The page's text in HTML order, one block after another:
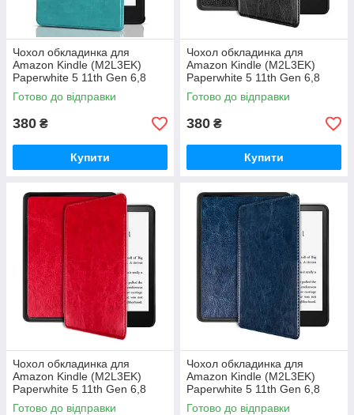
Чохол обкладинка для
Amazon Kindle (M2L3EK)
Paperwhite 5 11th Gen 6,8
дюймів Під шкіру
Готово до відправки
380 ₴
Купити
Чохол обкладинка для
Amazon Kindle (M2L3EK)
Paperwhite 5 11th Gen 6,8
дюймів Під шкіру
Готово до відправки
380 ₴
Купити
Чохол обкладинка для
Amazon Kindle (M2L3EK)
Paperwhite 5 11th Gen 6,8
дюймів Під шкіру
Готово до відправки
Чохол обкладинка для
Amazon Kindle (M2L3EK)
Paperwhite 5 11th Gen 6,8
дюймів Під шкіру
Готово до відправки